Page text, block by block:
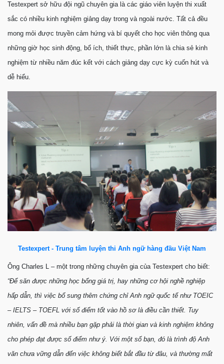
Testexpert sở hữu đội ngũ chuyên gia là các giáo viên luyện thi xuất
sắc có nhiều kinh nghiệm giảng dạy trong và ngoài nước. Tất cả đều
mong mỏi được truyền cảm hứng và bí quyết cho học viên thông qua
những giờ học sinh động, bổ ích, thiết thực, phần lớn là chia sẻ kinh
nghiệm từ nhiều năm đúc kết với cách giảng dạy cực kỳ cuốn hút và
dễ hiểu.
Testexpert - Trung tâm luyện thi Anh ngữ hàng đầu Việt Nam
Ông Charles L – một trong những chuyên gia của Testexpert cho biết:
“Đểsăn được những học bổng giá trị, hay những cơ hội nghề nghiệp
hấp dẫn, thì việc bổ sung thêm chứng chỉ Anh ngữ quốc tế như TOEIC
– IELTS – TOEFL với số điểm tốt vào hồ sơ là điều cần thiết. Tuy
nhiên, vấn đề mà nhiều bạn gặp phải là thời gian và kinh nghiệm không
cho phép đạt được số điểm như ý. Với một số bạn, đó là trình độ Anh
văn chưa vững dẫn đến việc không biết bắt đầu từ đâu, và thường mất